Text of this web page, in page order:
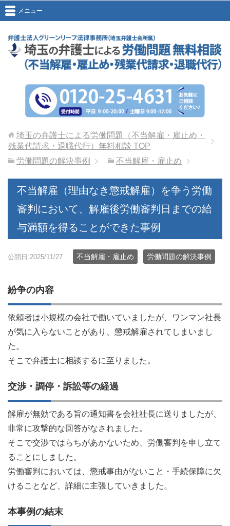
メニュー
埼玉の弁護士による労働問題（不当解雇・雇止め・
残業代請求・退職代行）無料相談 TOP
労働問題の解決事例
不当解雇・雇止め
不当解雇（理由なき懲戒解雇）を争う労働
審判において、解雇後労働審判日までの給
与満額を得ることができた事例
公開日:2025/11/27 不当解雇・雇止め 労働問題の解決事例
紛争の内容
依頼者は小規模の会社で働いていましたが、ワンマン社長
が気に入らないことがあり、懲戒解雇されてしまいまし
た。
そこで弁護士に相談するに至りました。
交渉・調停・訴訟等の経過
解雇が無効である旨の通知書を会社社長に送りましたが、
非常に攻撃的な回答がなされました。
そこで交渉ではらちがあかないため、労働審判を申し立て
ることにしました。
労働審判においては、懲戒事由がないこと・手続保障に欠
けることなど、詳細に主張していきました。
本事例の結末